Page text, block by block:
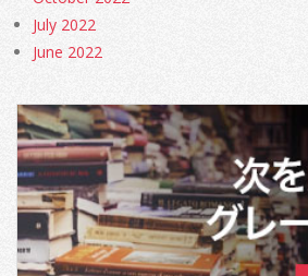
July 2022
June 2022